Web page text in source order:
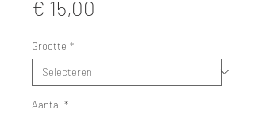
€ 15,00
Grootte *
Aantal *